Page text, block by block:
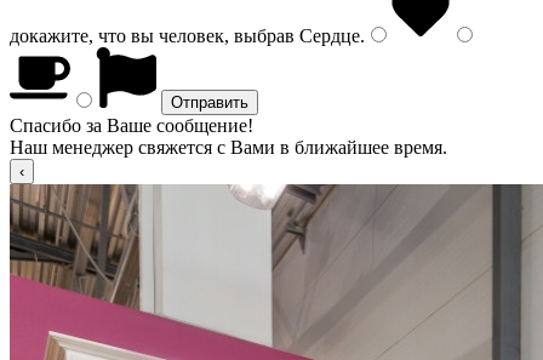
докажите, что вы человек, выбрав Сердце.
Спасибо за Ваше сообщение!
Наш менеджер свяжется с Вами в ближайшее время.